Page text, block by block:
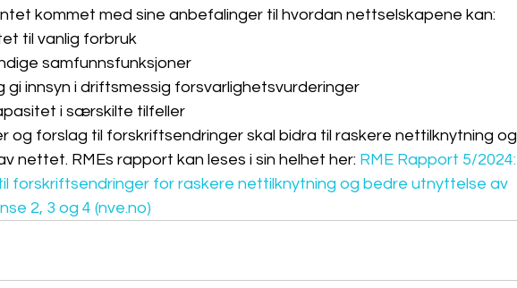
kommet med sine anbefalinger til hvordan nettselskapene kan:
til vanlig forbruk
samfunnsfunksjoner
gi innsyn i driftsmessig forsvarlighetsvurderinger
i særskilte tilfeller
og forslag til forskriftsendringer skal bidra til raskere nettilknytning og
nettet. RMEs rapport kan leses i sin helhet her: RME Rapport 5/2024:
forskriftsendringer for raskere nettilknytning og bedre utnyttelse av
2, 3 og 4 (nve.no)